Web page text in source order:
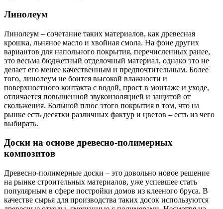
Линолеум
Линолеум – сочетание таких материалов, как древесная
крошка, льняное масло и хвойная смола. На фоне других
вариантов для напольного покрытия, перечисленных ранее,
это весьма бюджетный отделочный материал, однако это не
делает его менее качественным и предпочтительным. Более
того, линолеум не боится высокой влажности и
поверхностного контакта с водой, прост в монтаже и уходе,
отличается повышенной звукоизоляцией и защитой от
скольжения. Большой плюс этого покрытия в том, что на
рынке есть десятки различных фактур и цветов – есть из чего
выбирать.
Доски на основе древесно-полимерных
композитов
Древесно-полимерные доски – это довольно новое решение
на рынке строительных материалов, уже успевшее стать
популярным в сфере постройки домов из клееного бруса. В
качестве сырья для производства таких досок используются